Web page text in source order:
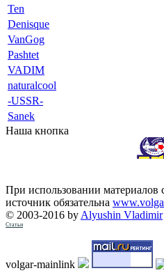
Ten
Denisque
VanGog
Pashtet
VADIM
naturalcool
-USSR-
Sanek
Наша кнопка
При использовании материалов
источник обязательна
© 2003-2016 by Alyushin Vladimir
Статьи
volgar-mainlink